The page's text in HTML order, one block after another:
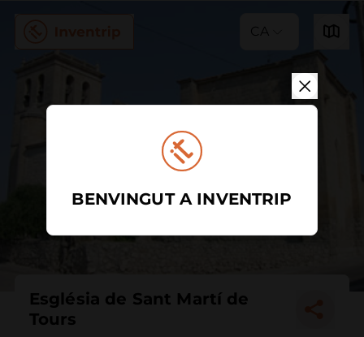
CA
Església de Sant Martí de
Tours
BENVINGUT A INVENTRIP